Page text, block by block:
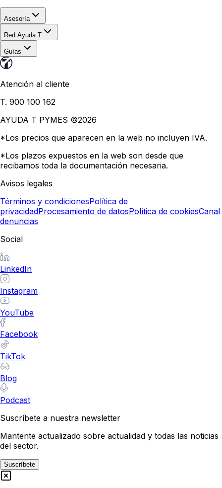
Asesoría
Red Ayuda T
Guías
Atención al cliente
T. 900 100 162
AYUDA T PYMES ©2026
*Los precios que aparecen en la web no incluyen IVA.
*Los plazos expuestos en la web son desde que
recibamos toda la documentación necesaria.
Avisos legales
Términos y condicionesPolítica de
privacidadProcesamiento de datosPolítica de cookiesCanal
denuncias
Social
LinkedIn
Instagram
YouTube
Facebook
TikTok
Blog
Podcast
Suscríbete a nuestra newsletter
Mantente actualizado sobre actualidad y todas las noticias
del sector.
Suscríbete